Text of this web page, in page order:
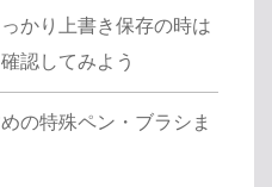
かり上書き保存の時は
認してみよう
の特殊ペン・ブラシま